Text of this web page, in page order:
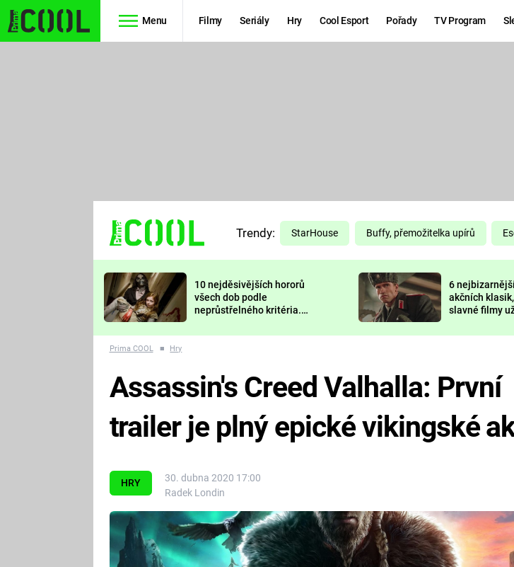
Menu Filmy Seriály Hry Cool Esport Pořady TV Program
TŘESKU
FUTURAMA
PREDÁTOR
DELIVERANCE
Trendy: StarHouse Buffy, přemožitelka upírů
10 nejděsivějších hororů
všech dob podle
neprůstřelného kritéria.
nejvíc zvednou tep?
6
akčních
slavné filmy
Prima COOL ■ Hry
HRY
30. dubna 2020 17:00
Radek Londin
Assassin's Creed Valhalla: První
trailer je plný epické vikingské